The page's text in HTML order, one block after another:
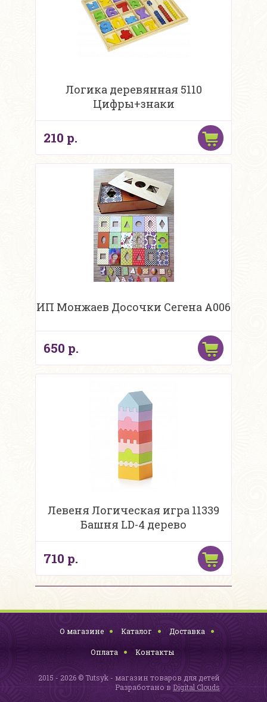
Логика деревянная 5110
Цифры+знаки
210 р.
ИП Монжаев Досочки Сегена А006
650 р.
Левеня Логическая игра 11339
Башня LD-4 дерево
710 р.
О магазине Каталог Доставка
Оплата Контакты
2015 - 2026 © Tutsyk - магазин товаров для детей
Разработано в Digital Clouds